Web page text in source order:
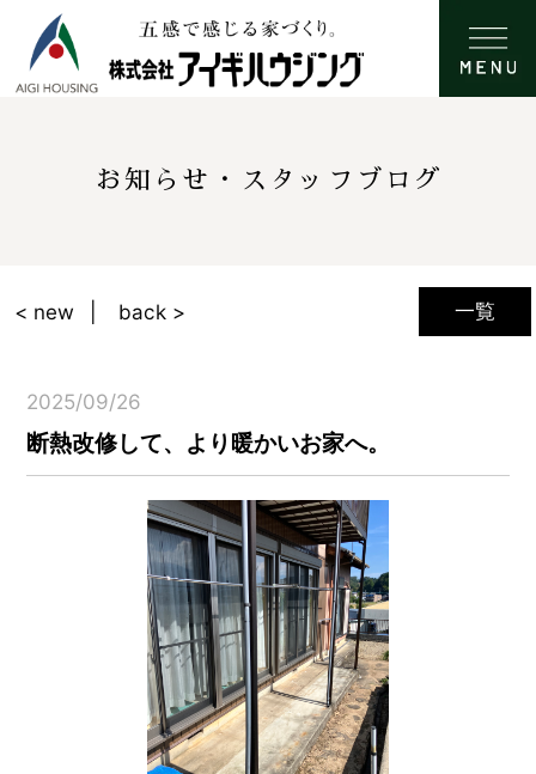
お知らせ・スタッフブログ
一覧
< new back >
2025/09/26
断熱改修して、より暖かいお家へ。